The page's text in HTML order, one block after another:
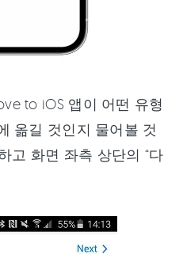
to iOS 앱이 어떤 유형
옮길 것인지 물어볼 것
고 화면 좌측 상단의 “다